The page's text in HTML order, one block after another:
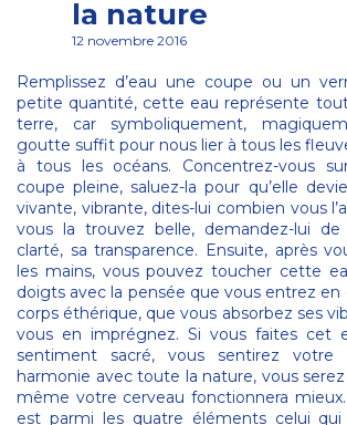
la nature
12 novembre 2016
Remplissez d’eau une coupe ou un
petite quantité, cette eau représente
terre, car symboliquement,
goutte suffit pour nous lier à tous les
à tous les océans. Concentrez-vous
coupe pleine, saluez-la pour qu’elle
vivante, vibrante, dites-lui combien vous
vous la trouvez belle, demandez-lui
clarté, sa transparence. Ensuite, après
les mains, vous pouvez toucher cette
doigts avec la pensée que vous entrez
corps éthérique, que vous absorbez ses
vous en imprégnez. Si vous faites cet
sentiment sacré, vous sentirez votre
harmonie avec toute la nature, vous
même votre cerveau fonctionnera mieux.
est parmi les quatre éléments celui